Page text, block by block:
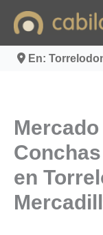
contenido
En:
en